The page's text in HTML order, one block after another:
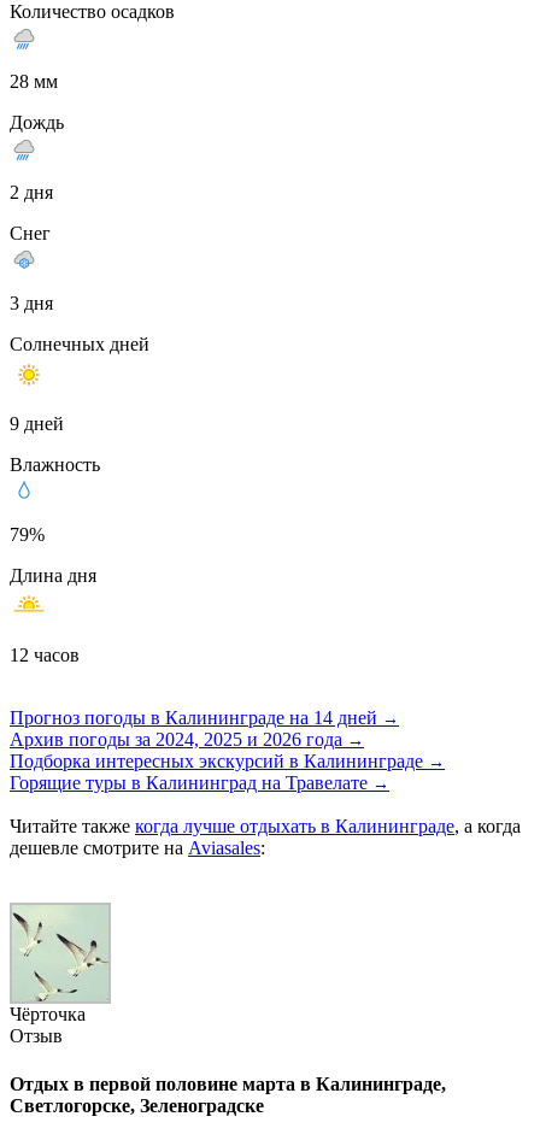
Количество осадков
28 мм
Дождь
2 дня
Снег
3 дня
Солнечных дней
9 дней
Влажность
79%
Длина дня
12 часов
Прогноз погоды в Калининграде на 14 дней →
Архив погоды за 2024, 2025 и 2026 годa →
Подборка интересных экскурсий в Калининграде →
Горящие туры в Калининград на Травелате →
Читайте также когда лучше отдыхать в Калининграде, а когда
дешевле смотрите на Aviasales:
Чёрточка
Отзыв
Отдых в первой половине марта в Калининграде,
Светлогорске, Зеленоградске